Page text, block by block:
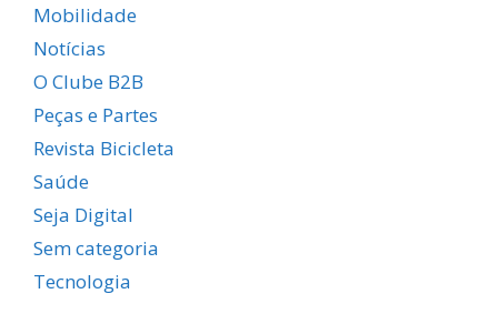
Mobilidade
Notícias
O Clube B2B
Peças e Partes
Revista Bicicleta
Saúde
Seja Digital
Sem categoria
Tecnologia